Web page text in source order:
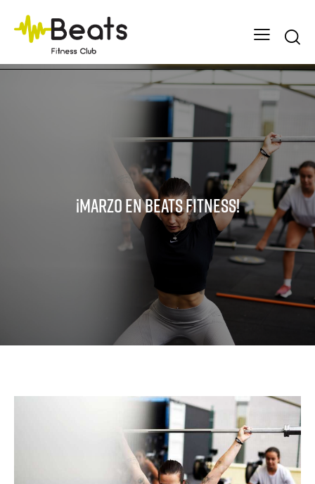
¡MARZO en Beats Fitness!